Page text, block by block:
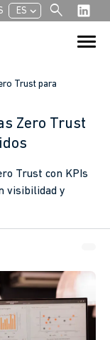
ESchevron_left search
Botón de
Trust para
Zero Trust
Trust con KPIs
visibilidad y